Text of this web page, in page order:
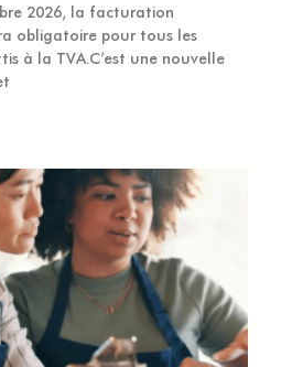
2026, la facturation
obligatoire pour tous les
à la TVA.C’est une nouvelle